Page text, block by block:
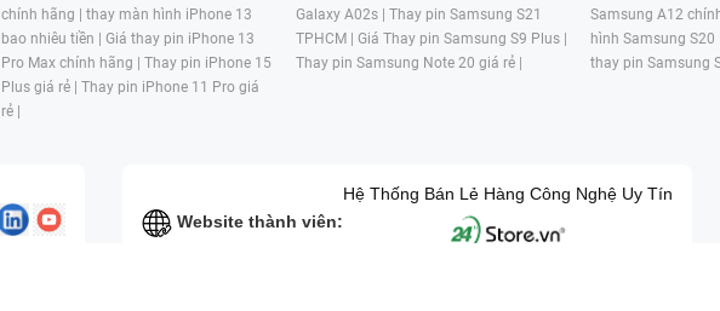
chính hãng | thay màn hình iPhone 13
bao nhiêu tiền | Giá thay pin iPhone 13
Pro Max chính hãng | Thay pin iPhone 15
Plus giá rẻ | Thay pin iPhone 11 Pro giá
rẻ |
Galaxy A02s | Thay pin Samsung S21
TPHCM | Giá Thay pin Samsung S9 Plus |
Thay pin Samsung Note 20 giá rẻ |
Samsung A12
hình Samsung
thay pin Samsung
Website thành viên:
Hệ Thống Bán Lẻ Hàng Công Nghệ Uy Tín